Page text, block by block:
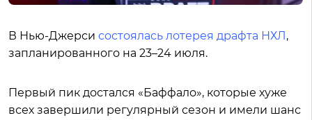
В Нью-Джерси состоялась лотерея драфта НХЛ ,
запланированного на 23–24 июля.
Первый пик достался «Баффало», которые хуже
всех завершили регулярный сезон и имели шанс